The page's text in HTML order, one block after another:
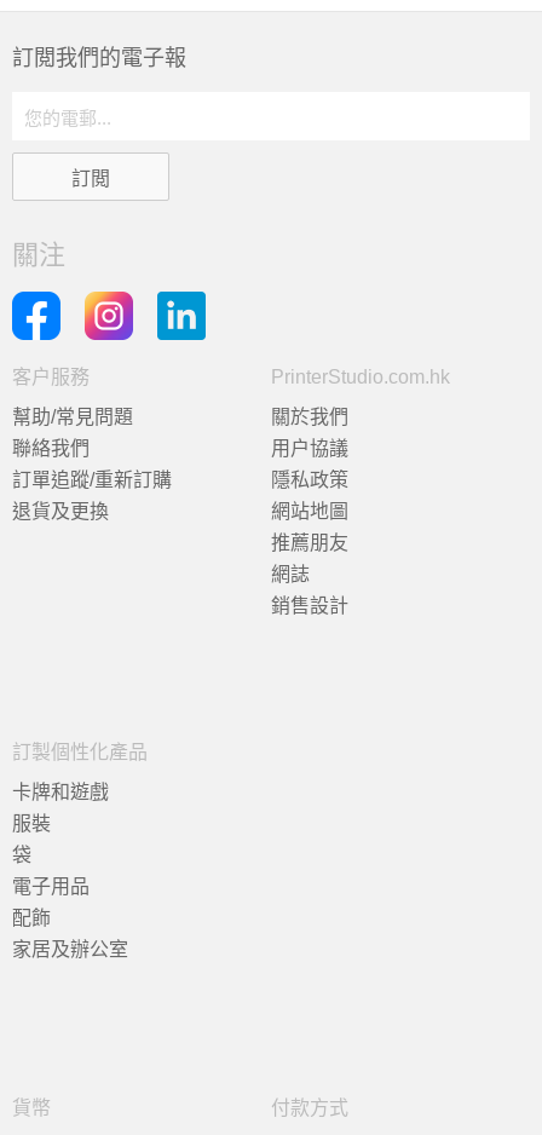
訂閲我們的電子報
關注
客户服務
幫助/常見問題
聯絡我們
訂單追蹤/重新訂購
退貨及更換
PrinterStudio.com.hk
關於我們
用户協議
隱私政策
網站地圖
推薦朋友
網誌
銷售設計
訂製個性化產品
卡牌和遊戲
服裝
袋
電子用品
配飾
家居及辦公室
貨幣 付款方式